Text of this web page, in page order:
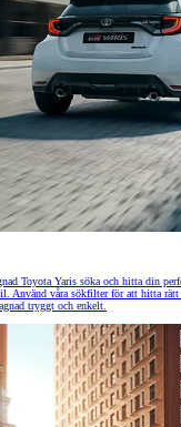
Toyota Yaris söka och hitta din
Använd våra sökfilter för att hitta rätt
tryggt och enkelt.